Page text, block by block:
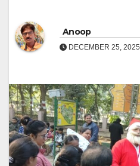
Anoop
DECEMBER 25, 2025